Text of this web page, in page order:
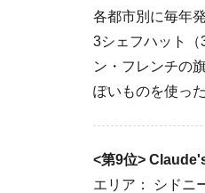
各都市別に毎年
3シェフハット
ン・フレンチの
ぽいものを使っ
<第9位>
エリア： シドニ